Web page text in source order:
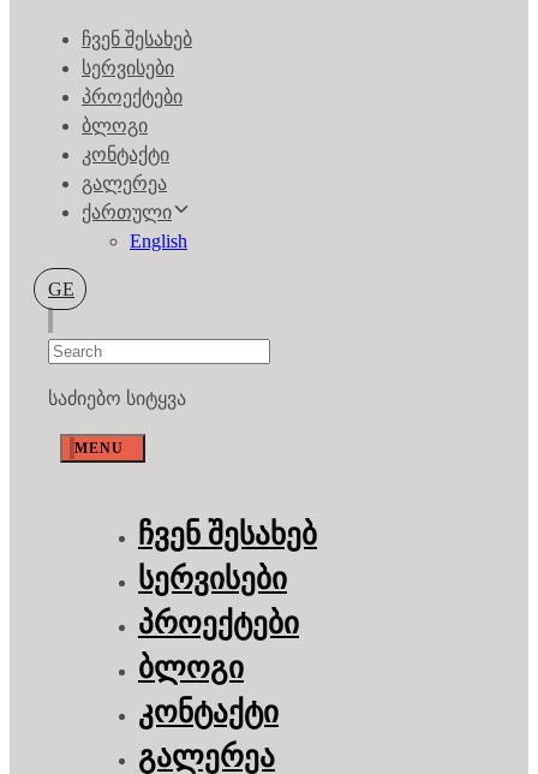
ჩვენ შესახებ
სერვისები
პროექტები
ბლოგი
კონტაქტი
გალერეა
ქართული
English
GE
საძიებო სიტყვა
MENU
ჩვენ შესახებ
სერვისები
პროექტები
ბლოგი
კონტაქტი
გალერეა